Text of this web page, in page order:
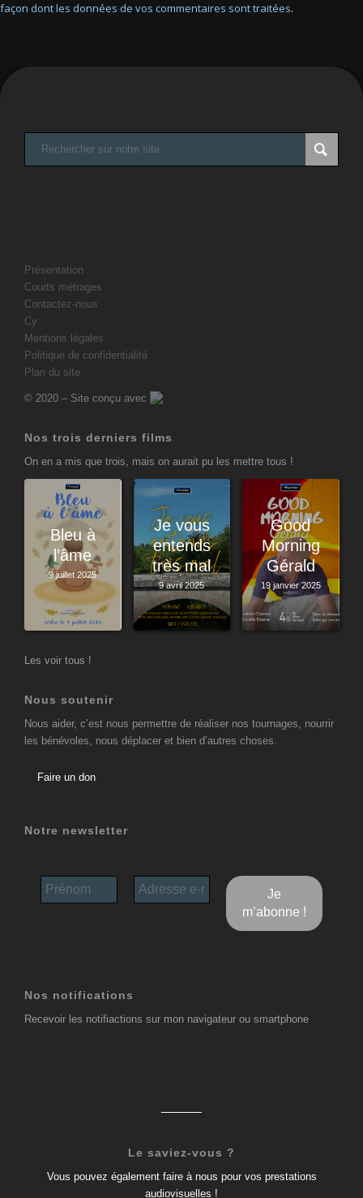
façon dont les données de vos commentaires sont traitées.
Présentation
Courts métrages
Contactez-nous
Cy
Mentions légales
Politique de confidentialité
Plan du site
© 2020 – Site conçu avec
Nos trois derniers films
On en a mis que trois, mais on aurait pu les mettre tous !
Bleu à
l’âme
9 juillet 2025
Je vous
entends
très mal
9 avril 2025
Good
Morning
Gérald
19 janvier 2025
Les voir tous !
Nous soutenir
Nous aider, c’est nous permettre de réaliser nos tournages, nourrir
les bénévoles, nous déplacer et bien d’autres choses.
Faire un don
Notre newsletter
Nos notifications
Recevoir les notifiactions sur mon navigateur ou smartphone
Le saviez-vous ?
Vous pouvez également faire à nous pour vos prestations
audiovisuelles !